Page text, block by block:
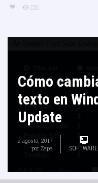
258
Cómo
texto en
Update
2 agosto, 2017
por Zapa SOFTWARE